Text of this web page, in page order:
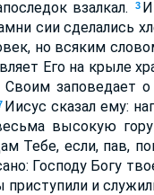
взалкал.
3
сии сделались
но всяким
Его на крыле
Своим заповедает
Иисус сказал ему:
высокую
Тебе, если, пав,
Господу Богу
приступили и